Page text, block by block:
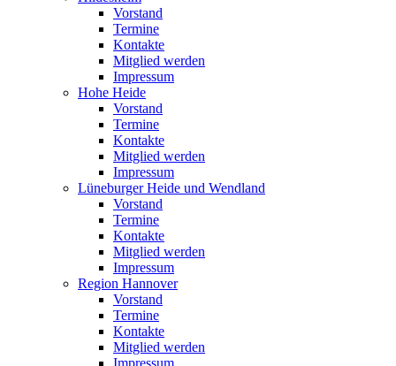
Vorstand
Termine
Kontakte
Mitglied werden
Impressum
Hohe Heide
Vorstand
Termine
Kontakte
Mitglied werden
Impressum
Lüneburger Heide und Wendland
Vorstand
Termine
Kontakte
Mitglied werden
Impressum
Region Hannover
Vorstand
Termine
Kontakte
Mitglied werden
Impressum